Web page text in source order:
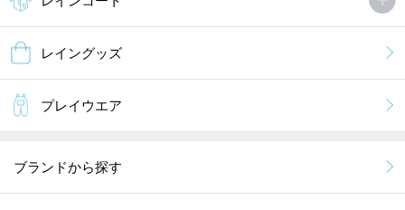
レイングッズ
プレイウエア
ブランドから探す